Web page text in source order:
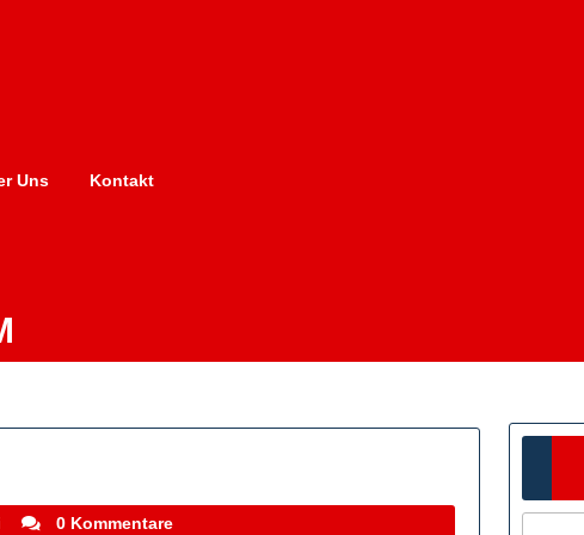
Uns Kontakt
stefanocoletti
0 Kommentare